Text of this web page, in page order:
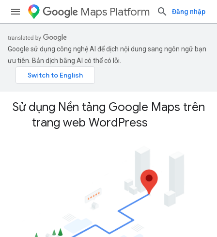
Maps Platform Đăng nhập
Google sử dụng công nghệ AI để dịch nội dung sang ngôn ngữ bạn
ưu tiên. Bản dịch bằng AI có thể có lỗi.
Sử dụng Nền tảng Google Maps trên
trang web WordPress